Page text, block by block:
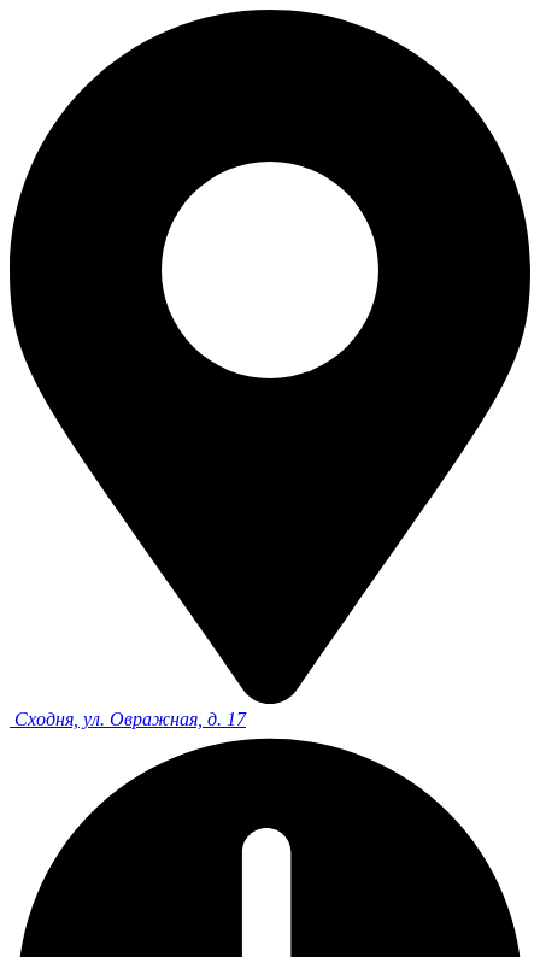
Сходня, ул. Овражная, д. 17